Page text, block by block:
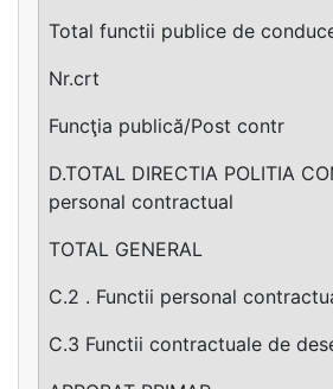
Total functii publice de
Nr.crt
Funcţia publică/Post contr
D.TOTAL DIRECTIA POLITIA
personal contractual
TOTAL GENERAL
C.2 . Functii personal
C.3 Functii contractuale de